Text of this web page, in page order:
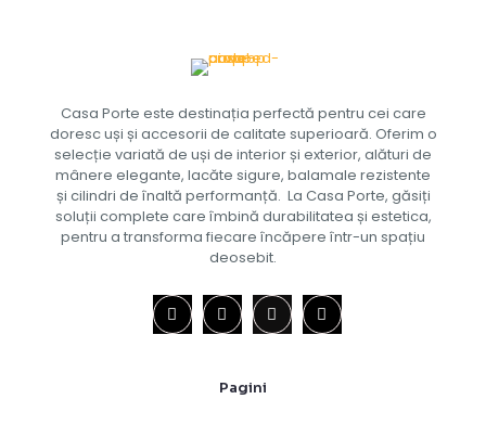
Casa Porte este destinația perfectă pentru cei care
doresc uși și accesorii de calitate superioară. Oferim o
selecție variată de uși de interior și exterior, alături de
mânere elegante, lacăte sigure, balamale rezistente
și cilindri de înaltă performanță. La Casa Porte, găsiți
soluții complete care îmbină durabilitatea și estetica,
pentru a transforma fiecare încăpere într-un spațiu
deosebit.
Pagini